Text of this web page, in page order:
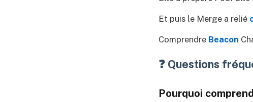
Et puis le Merge a relié
Comprendre Beacon
❓ Questions
Pourquoi